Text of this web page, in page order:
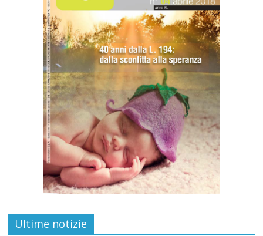
Ultime notizie “Pace nel grembo è pace nel mondo”: a